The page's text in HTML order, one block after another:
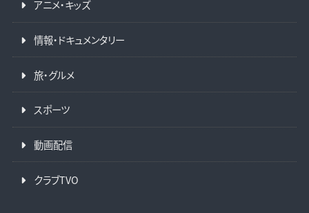
アニメ・キッズ
情報・ドキュメンタリー
旅・グルメ
スポーツ
動画配信
クラブTVO